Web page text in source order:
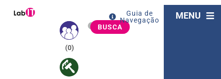
(0)
BUSCA
Guia de
Navegação
MENU